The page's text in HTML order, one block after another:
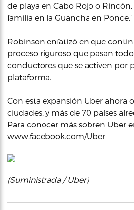
de playa en Cabo Rojo o
familia en la Guancha en Ponce.’
Robinson enfatizó en que
proceso riguroso que pasan
conductores que se activen por
plataforma.
Con esta expansión Uber ahora
ciudades, y más de 70 países
Para conocer más sobren Uber
www.facebook.com/Uber
(Suministrada / Uber)